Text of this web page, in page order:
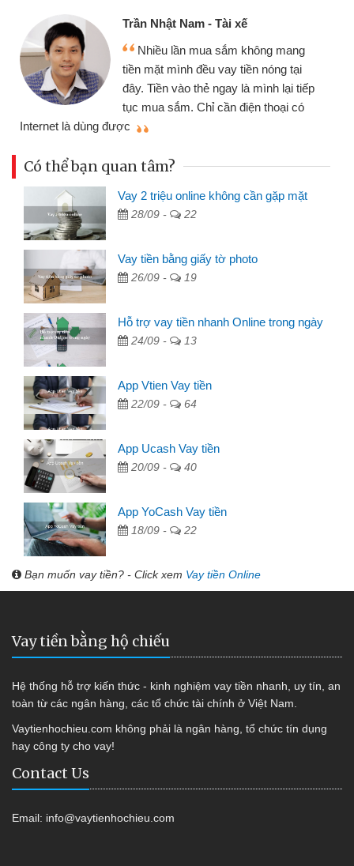
Trần Nhật Nam - Tài xế
Nhiều lần mua sắm không mang
tiền mặt mình đều vay tiền nóng tại
đây. Tiền vào thẻ ngay là mình lại tiếp
tục mua sắm. Chỉ cần điện thoại có
Internet là dùng được
Có thể bạn quan tâm?
Vay 2 triệu online không cần gặp mặt
28/09 - 22
Vay tiền bằng giấy tờ photo
26/09 - 19
Hỗ trợ vay tiền nhanh Online trong ngày
24/09 - 13
App Vtien Vay tiền
22/09 - 64
App Ucash Vay tiền
20/09 - 40
App YoCash Vay tiền
18/09 - 22
Bạn muốn vay tiền? - Click xem Vay tiền Online
Vay tiền bằng hộ chiếu
Hệ thống hỗ trợ kiến thức - kinh nghiệm vay tiền nhanh, uy tín, an
toàn từ các ngân hàng, các tổ chức tài chính ở Việt Nam.
Vaytienhochieu.com không phải là ngân hàng, tổ chức tín dụng
hay công ty cho vay!
Contact Us
Email: info@vaytienhochieu.com